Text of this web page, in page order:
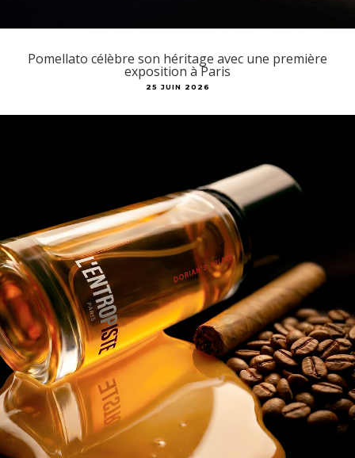
Pomellato célèbre son héritage avec une première
exposition à Paris
25 JUIN 2026